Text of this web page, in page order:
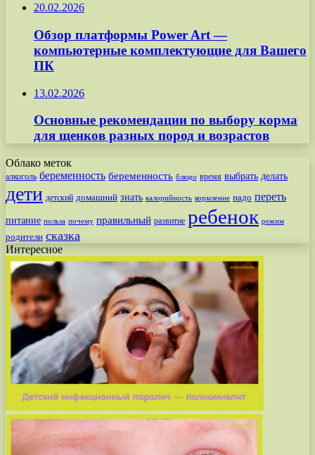
20.02.2026
Обзор платформы Power Art —
компьютерные комплектующие для Вашего
ПК
13.02.2026
Основные рекомендации по выбору корма
для щенков разных пород и возрастов
Облако меток
алкоголь беременность беременность блюдо время выбрать делать
дети детский домашний знать калорийность кормление надо переть
питание польза почему правильный развитие ребенок режим
родители сказка
Интересное